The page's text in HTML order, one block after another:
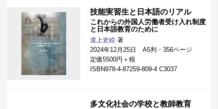
技能実習生と日本語のリアル
これからの外国人労働者受け入れ制度
と日本語教育のために
道上史絵 著
2024年12月25日 A5判・356ページ
定価5500円＋税
ISBN978-4-87259-809-4 C3037
多文化社会の学校と教師教育